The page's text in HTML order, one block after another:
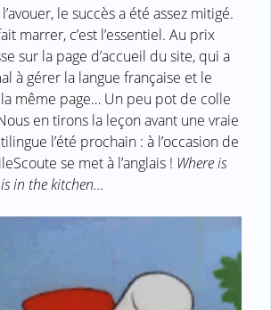
le succès a été assez mitigé.
marrer, c’est l’essentiel. Au prix
sur la page d’accueil du site, qui a
à gérer la langue française et le
même page… Un peu pot de colle
en tirons la leçon avant une vraie
l’été prochain : à l’occasion de
se met à l’anglais ! Where is
in the kitchen…